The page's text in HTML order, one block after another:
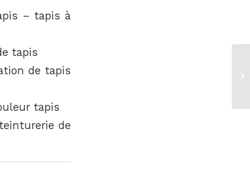
– tapis à
tapis
de tapis
tapis
de